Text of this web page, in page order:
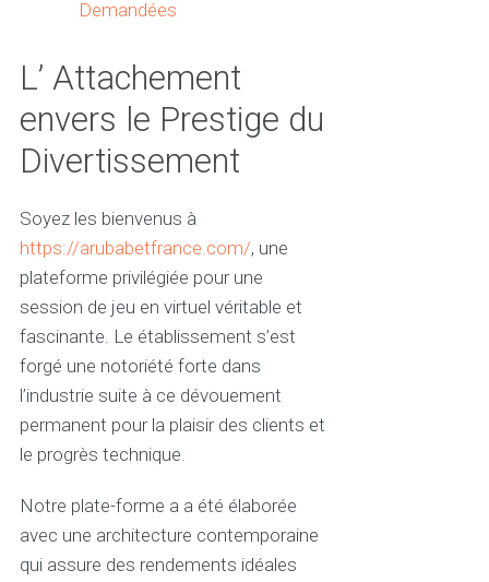
Demandées
L’ Attachement
envers le Prestige du
Divertissement
Soyez les bienvenus à
https://arubabetfrance.com/, une
plateforme privilégiée pour une
session de jeu en virtuel véritable et
fascinante. Le établissement s’est
forgé une notoriété forte dans
l’industrie suite à ce dévouement
permanent pour la plaisir des clients et
le progrès technique.
Notre plate-forme a a été élaborée
avec une architecture contemporaine
qui assure des rendements idéales